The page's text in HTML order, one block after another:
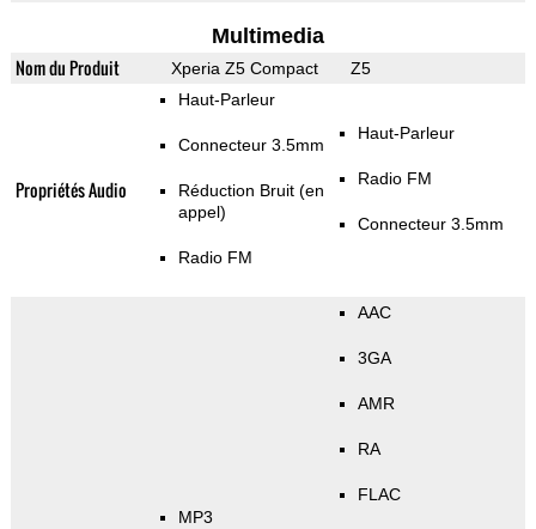
Multimedia
Nom du Produit Xperia Z5 Compact Z5
Propriétés Audio
Haut-Parleur
Connecteur 3.5mm
Réduction Bruit (en
appel)
Radio FM
Haut-Parleur
Radio FM
Connecteur 3.5mm
MP3
AAC
3GA
AMR
RA
FLAC